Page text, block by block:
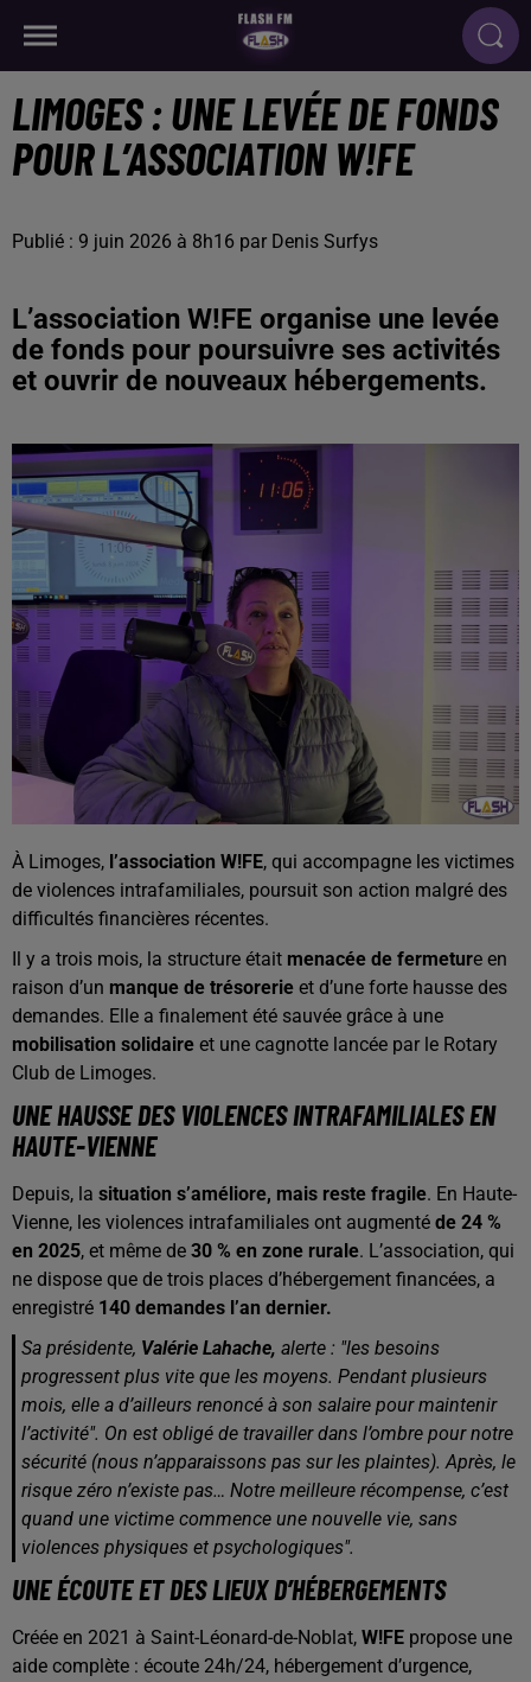
LIMOGES : UNE LEVÉE DE FONDS
POUR L’ASSOCIATION W!FE
Publié : 9 juin 2026 à 8h16 par Denis Surfys
L’association W!FE organise une levée
de fonds pour poursuivre ses activités
et ouvrir de nouveaux hébergements.
À Limoges, l’association W!FE, qui accompagne les victimes
de violences intrafamiliales, poursuit son action malgré des
difficultés financières récentes.
Il y a trois mois, la structure était menacée de fermeture en
raison d’un manque de trésorerie et d’une forte hausse des
demandes. Elle a finalement été sauvée grâce à une
mobilisation solidaire et une cagnotte lancée par le Rotary
Club de Limoges.
UNE HAUSSE DES VIOLENCES INTRAFAMILIALES EN
HAUTE-VIENNE
Depuis, la situation s’améliore, mais reste fragile. En Haute-
Vienne, les violences intrafamiliales ont augmenté de 24 %
en 2025, et même de 30 % en zone rurale. L’association, qui
ne dispose que de trois places d’hébergement financées, a
enregistré 140 demandes l’an dernier.
Sa présidente, Valérie Lahache, alerte : "les besoins
progressent plus vite que les moyens. Pendant plusieurs
mois, elle a d’ailleurs renoncé à son salaire pour maintenir
l’activité". On est obligé de travailler dans l’ombre pour notre
sécurité (nous n’apparaissons pas sur les plaintes). Après, le
risque zéro n’existe pas… Notre meilleure récompense, c’est
quand une victime commence une nouvelle vie, sans
violences physiques et psychologiques".
UNE ÉCOUTE ET DES LIEUX D’HÉBERGEMENTS
Créée en 2021 à Saint-Léonard-de-Noblat, W!FE propose une
aide complète : écoute 24h/24, hébergement d’urgence,